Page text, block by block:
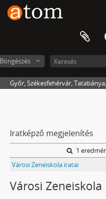
Győr, Székesfehérvár,
Iratképző megjelenítés
1
Városi Zeneiskola iratai
Városi Zeneiskola